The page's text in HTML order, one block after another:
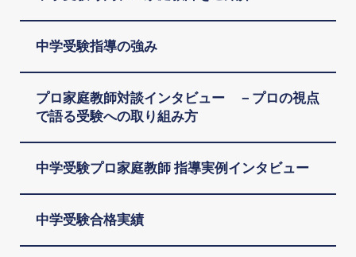
中学受験指導の強み
プロ家庭教師対談インタビュー －プロの視点
で語る受験への取り組み方
中学受験プロ家庭教師 指導実例インタビュー
中学受験合格実績